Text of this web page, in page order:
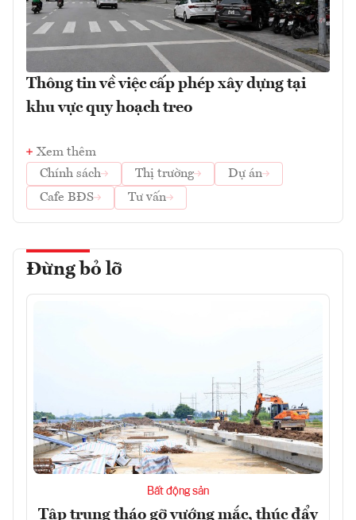
Thông tin về việc cấp phép xây dựng tại
khu vực quy hoạch treo
Xem thêm
Chính sách
Thị trường
Dự án
Cafe BĐS
Tư vấn
Đừng bỏ lỡ
Bất động sản
Tập trung tháo gỡ vướng mắc, thúc đẩy